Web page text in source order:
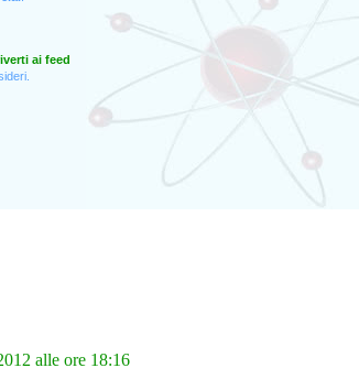
ai feed
alle ore 18:16